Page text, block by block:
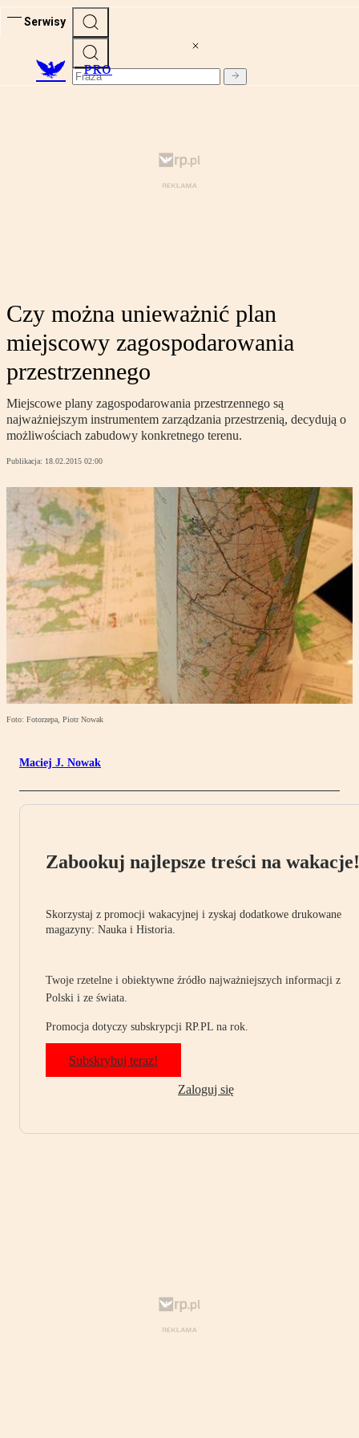
Serwisy
PRO
Czy można unieważnić plan
miejscowy zagospodarowania
przestrzennego
Miejscowe plany zagospodarowania przestrzennego są
najważniejszym instrumentem zarządzania przestrzenią, decydują o
możliwościach zabudowy konkretnego terenu.
Publikacja: 18.02.2015 02:00
Foto: Fotorzepa, Piotr Nowak
Maciej J. Nowak
Zabookuj najlepsze treści na wakacje!
Skorzystaj z promocji wakacyjnej i zyskaj dodatkowe drukowane
magazyny: Nauka i Historia.
Twoje rzetelne i obiektywne źródło najważniejszych informacji z
Polski i ze świata.
Promocja dotyczy subskrypcji RP.PL na rok.
Subskrybuj teraz!
Zaloguj się